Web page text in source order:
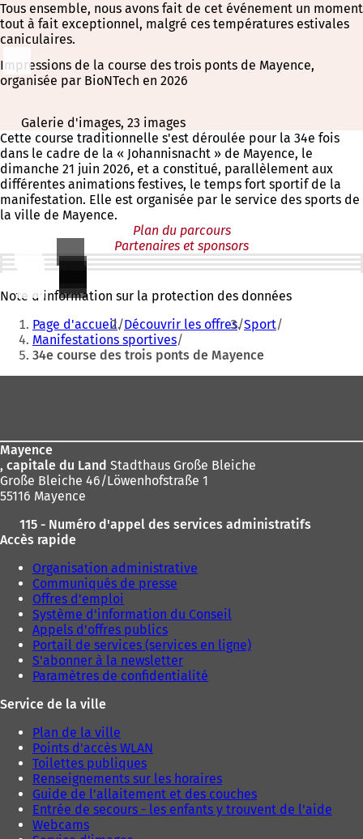
Tous ensemble, nous avons fait de cet événement un moment
tout à fait exceptionnel, malgré ces températures estivales
caniculaires.
Impressions de la course des trois ponts de Mayence,
organisée par BioNTech en 2026
Galerie d'images, 23 images
Cette course traditionnelle s'est déroulée pour la 34e fois
dans le cadre de la « Johannisnacht » de Mayence, le
dimanche 21 juin 2026, et a constitué, parallèlement aux
différentes animations festives, le temps fort sportif de la
manifestation. Elle est organisée par le service des sports de
la ville de Mayence.
Plan du parcours
Partenaires et sponsors
Note d'information sur la protection des données
Vous
êtes
ici
:
Page d'accueil Découvrir les offres Sport
Manifestations sportives
34e course des trois ponts de Mayence
Mayence
, capitale du Land Stadthaus Große Bleiche
Große Bleiche 46/Löwenhofstraße 1
55116 Mayence
115 - Numéro d'appel des services administratifs
Accès rapide
Organisation administrative
Communiqués de presse
Offres d'emploi
Système d'information du Conseil
Appels d'offres publics
Portail de services (services en ligne)
S'abonner à la newsletter
Paramètres de confidentialité
Service de la ville
Plan de la ville
Points d'accès WLAN
Toilettes publiques
Renseignements sur les horaires
Guide de l'allaitement et des couches
Entrée de secours - les enfants y trouvent de l'aide
Webcams